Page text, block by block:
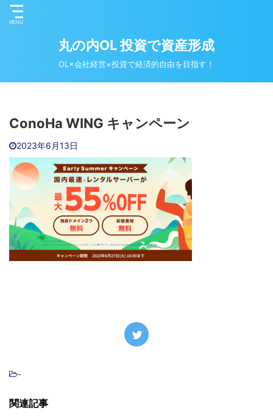
丸の内OL 投資で資産形成
OL×会社経営×投資で経済的自由を目指す！
‪ConoHa WING‬ キャンペーン
2023年6月13日
-
関連記事